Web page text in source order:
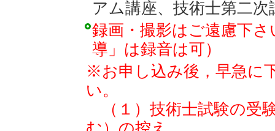
アム講座、 技術士第二次
録画・撮影はご遠慮下
導」は録音は可）
※お申し込み後，早急に
い。
（１）技術士試験の受